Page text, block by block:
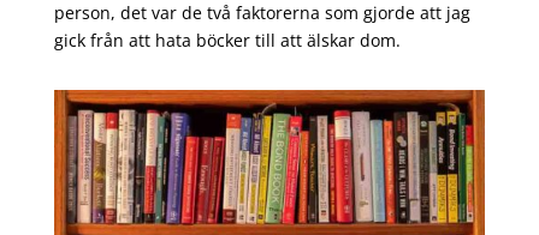
person, det var de två faktorerna som gjorde att jag
gick från att hata böcker till att älskar dom.